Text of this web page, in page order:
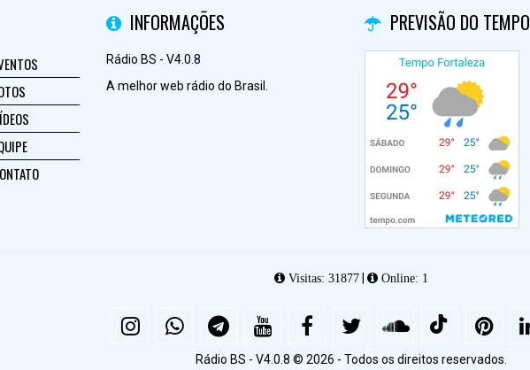
INFORMAÇÕES
Rádio BS - V4.0.8
A melhor web rádio do Brasil.
PREVISÃO DO TEMPO
Visitas: 31877 Online: 1
Rádio BS - V4.0.8 © 2026 - Todos os direitos reservados.